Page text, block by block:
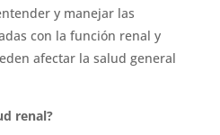
y manejar las
con la función renal y
afectar la salud general
renal?